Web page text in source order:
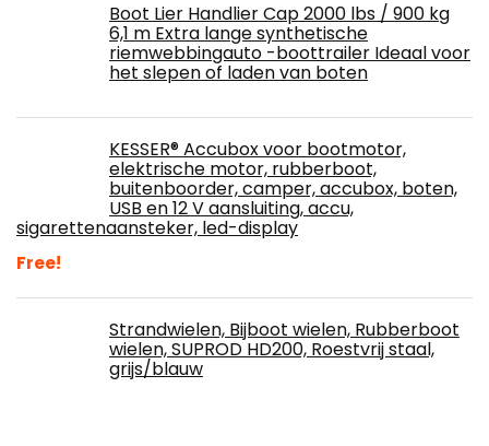
Boot Lier Handlier Cap 2000 lbs / 900 kg
6,1 m Extra lange synthetische
riemwebbingauto -boottrailer Ideaal voor
het slepen of laden van boten
KESSER® Accubox voor bootmotor,
elektrische motor, rubberboot,
buitenboorder, camper, accubox, boten,
USB en 12 V aansluiting, accu,
sigarettenaansteker, led-display
Free!
Strandwielen, Bijboot wielen, Rubberboot
wielen, SUPROD HD200, Roestvrij staal,
grijs/blauw